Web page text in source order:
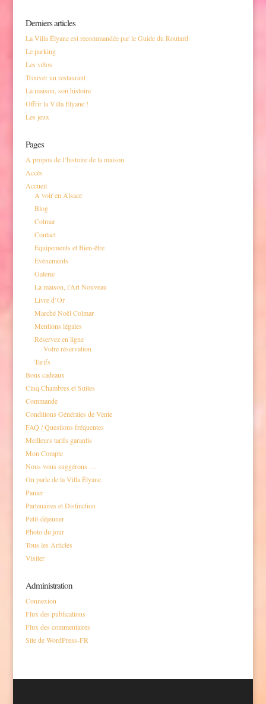
Derniers articles
La Villa Élyane est recommandée par le Guide du Routard
Le parking
Les vélos
Trouver un restaurant
La maison, son histoire
Offrir la Villa Elyane !
Les jeux
Pages
A propos de l’histoire de la maison
Accès
Accueil
A voir en Alsace
Blog
Colmar
Contact
Equipements et Bien-être
Evènements
Galerie
La maison, l’Art Nouveau
Livre d’Or
Marché Noël Colmar
Mentions légales
Réservez en ligne
Votre réservation
Tarifs
Bons cadeaux
Cinq Chambres et Suites
Commande
Conditions Générales de Vente
FAQ / Questions fréquentes
Meilleurs tarifs garantis
Mon Compte
Nous vous suggérons …
On parle de la Villa Élyane
Panier
Partenaires et Distinction
Petit-déjeuner
Photo du jour
Tous les Articles
Visiter
Administration
Connexion
Flux des publications
Flux des commentaires
Site de WordPress-FR